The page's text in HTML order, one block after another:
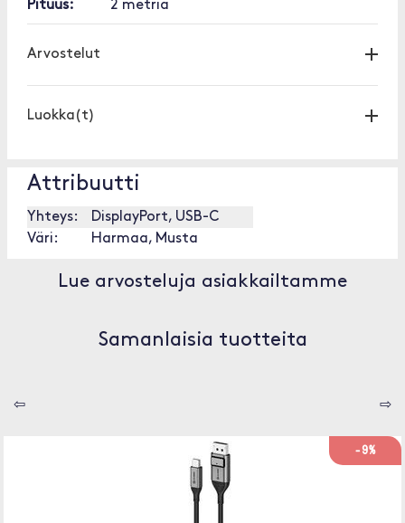
Pituus:
2 metriä
Arvostelut
Luokka(t)
Attribuutti
Yhteys:
DisplayPort, USB-C
Väri:
Harmaa, Musta
Lue arvosteluja asiakkailtamme
Samanlaisia tuotteita
⇦ ⇨
-9%